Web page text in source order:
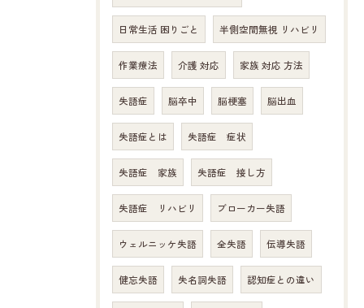
日常生活 困りごと 半側空間無視 リハビリ
作業療法 介護 対応 家族 対応 方法
失語症 脳卒中 脳梗塞 脳出血
失語症とは 失語症 症状
失語症 家族 失語症 接し方
失語症 リハビリ ブローカー失語
ウェルニッケ失語 全失語 伝導失語
健忘失語 失名詞失語 認知症との違い